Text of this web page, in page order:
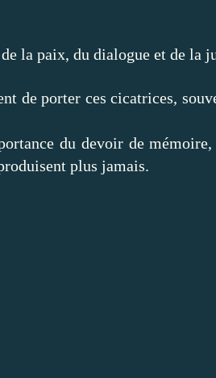
la paix, du dialogue et de la
de porter ces cicatrices,
du devoir de
plus jamais.